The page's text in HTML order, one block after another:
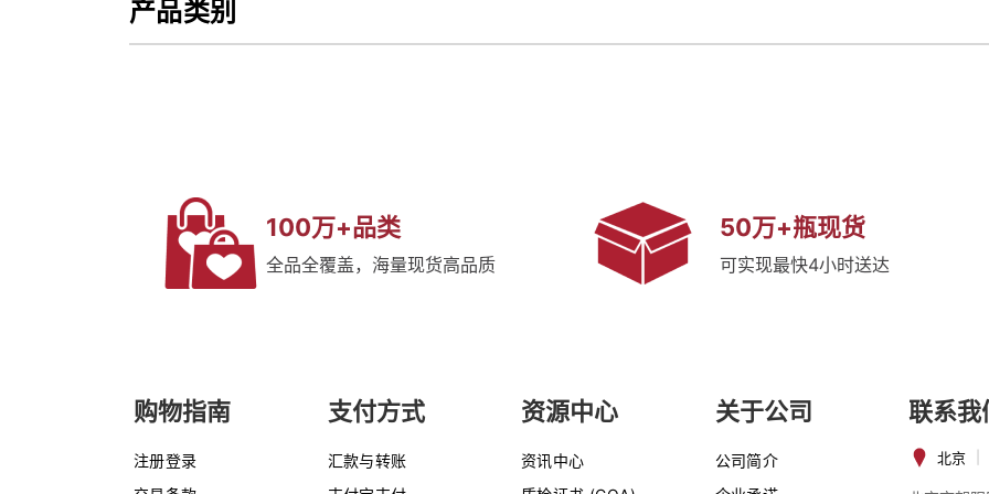
产品类别
100万+品类
全品全覆盖，海量现货高品质
50万+瓶现货
可实现最快4小时送达
购物指南
注册登录
支付方式
汇款与转账
资源中心
资讯中心
关于公司
公司简介
联系我
北京